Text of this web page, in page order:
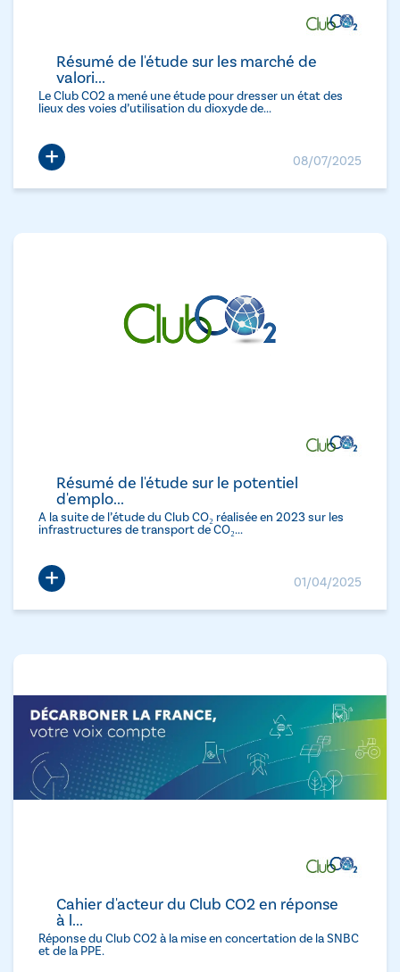
Résumé de l'étude sur les marché de
valori...
Le Club CO2 a mené une étude pour dresser un état des
lieux des voies d’utilisation du dioxyde de...
+ 08/07/2025
Résumé de l'étude sur le potentiel
d'emplo...
A la suite de l’étude du Club CO₂ réalisée en 2023 sur les
infrastructures de transport de CO₂...
+ 01/04/2025
Cahier d'acteur du Club CO2 en réponse
à l...
Réponse du Club CO2 à la mise en concertation de la SNBC
et de la PPE.